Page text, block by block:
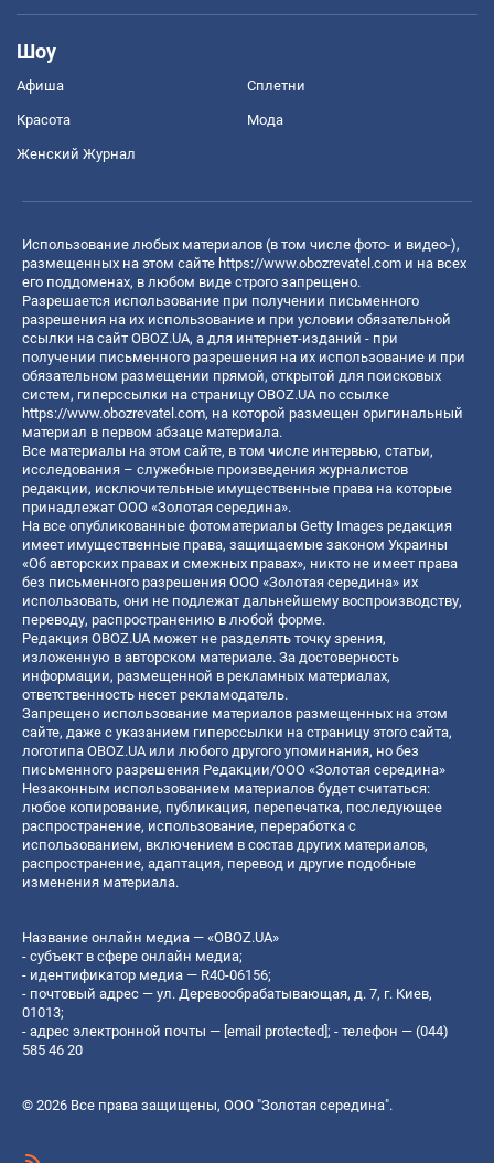
Шоу
Афиша Сплетни
Красота Мода
Женский Журнал
Использование любых материалов (в том числе фото- и видео-),
размещенных на этом сайте https://www.obozrevatel.com и на всех
его поддоменах, в любом виде строго запрещено.
Разрешается использование при получении письменного
разрешения на их использование и при условии обязательной
ссылки на сайт OBOZ.UA, а для интернет-изданий - при
получении письменного разрешения на их использование и при
обязательном размещении прямой, открытой для поисковых
систем, гиперссылки на страницу OBOZ.UA по ссылке
https://www.obozrevatel.com, на которой размещен оригинальный
материал в первом абзаце материала.
Все материалы на этом сайте, в том числе интервью, статьи,
исследования – служебные произведения журналистов
редакции, исключительные имущественные права на которые
принадлежат ООО «Золотая середина».
На все опубликованные фотоматериалы Getty Images редакция
имеет имущественные права, защищаемые законом Украины
«Об авторских правах и смежных правах», никто не имеет права
без письменного разрешения ООО «Золотая середина» их
использовать, они не подлежат дальнейшему воспроизводству,
переводу, распространению в любой форме.
Редакция OBOZ.UA может не разделять точку зрения,
изложенную в авторском материале. За достоверность
информации, размещенной в рекламных материалах,
ответственность несет рекламодатель.
Запрещено использование материалов размещенных на этом
сайте, даже с указанием гиперссылки на страницу этого сайта,
логотипа OBOZ.UA или любого другого упоминания, но без
письменного разрешения Редакции/ООО «Золотая середина»
Незаконным использованием материалов будет считаться:
любое копирование, публикация, перепечатка, последующее
распространение, использование, переработка с
использованием, включением в состав других материалов,
распространение, адаптация, перевод и другие подобные
изменения материала.
Название онлайн медиа — «OBOZ.UA»
- субъект в сфере онлайн медиа;
- идентификатор медиа — R40-06156;
- почтовый адрес — ул. Деревообрабатывающая, д. 7, г. Киев,
01013;
- адрес электронной почты — [email protected]; - телефон — (044)
585 46 20
© 2026 Все права защищены, ООО "Золотая середина".